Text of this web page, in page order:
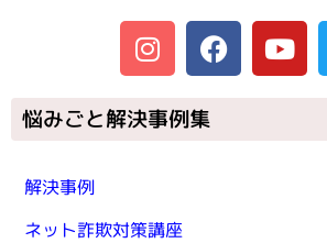
悩みごと解決事例集
解決事例
ネット詐欺対策講座